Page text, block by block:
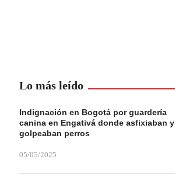
Lo más leído
Indignación en Bogotá por guardería
canina en Engativá donde asfixiaban y
golpeaban perros
05/05/2025